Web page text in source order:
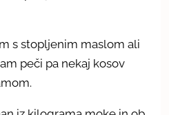
s stopljenim maslom ali
peči pa nekaj kosov